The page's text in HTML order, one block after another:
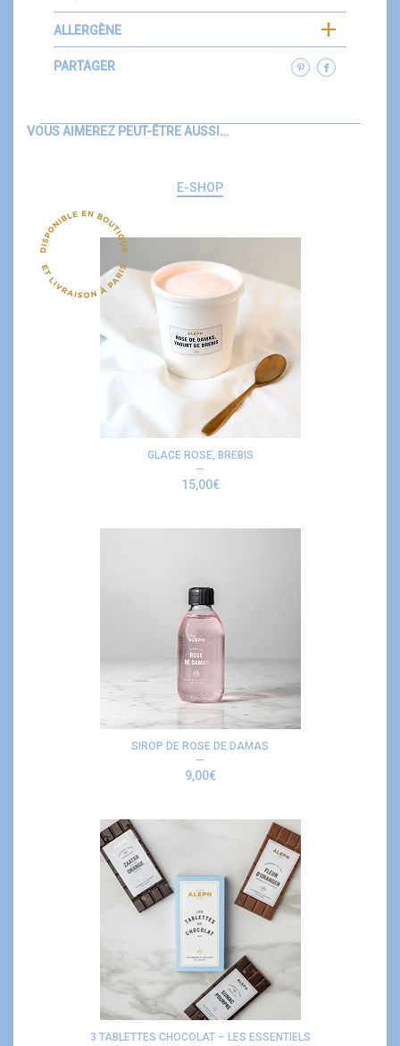
ALLERGÈNE
PARTAGER
VOUS AIMEREZ PEUT-ÊTRE AUSSI…
E-SHOP
GLACE ROSE, BREBIS
15,00€
SIROP DE ROSE DE DAMAS
9,00€
3 TABLETTES CHOCOLAT – LES ESSENTIELS